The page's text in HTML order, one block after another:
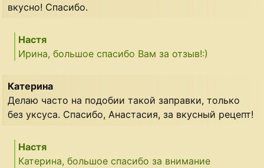
вкусно! Спасибо.
Настя
Ирина, большое спасибо Вам за отзыв!:)
Катерина
Делаю часто на подобии такой заправки, только
без уксуса. Спасибо, Анастасия, за вкусный рецепт!
Настя
Катерина, большое спасибо за внимание